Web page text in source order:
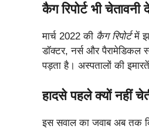
कैग रिपोर्ट भी
मार्च 2022 की कैग रिपोर्टमें
डॉक्टर, नर्स और पैरामेडिकल
पड़ता है। अस्पतालों की
हादसे पहले क्यों नहीं
इस सवाल का जवाब अब तक